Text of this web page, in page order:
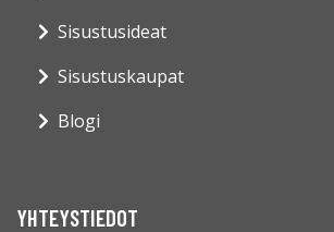
Sisustusideat
Sisustuskaupat
Blogi
YHTEYSTIEDOT